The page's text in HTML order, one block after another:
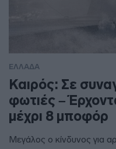
ΕΛΛΑΔΑ
Καιρός: Σε
φωτιές –
μέχρι 8 μποφόρ
Μεγάλος ο κίνδυνος για